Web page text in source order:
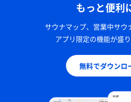
もっと便利
サウナマップ、営業中サウ
アプリ限定の機能が盛
無料でダウンロ